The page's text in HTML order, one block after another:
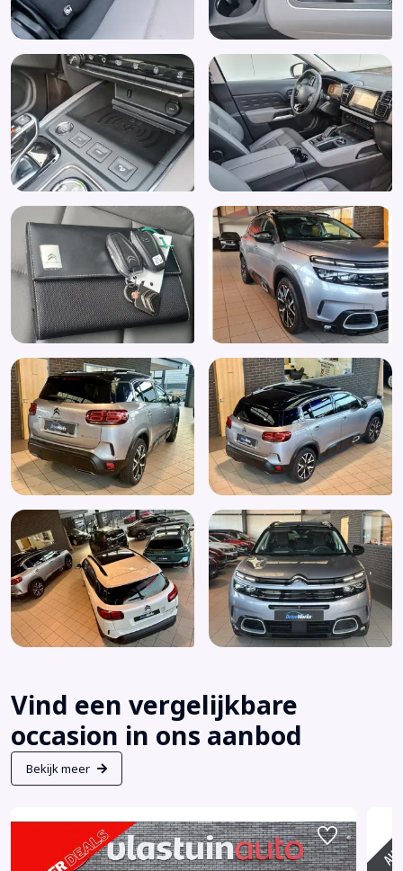
Vind een vergelijkbare
occasion in ons aanbod
Bekijk meer